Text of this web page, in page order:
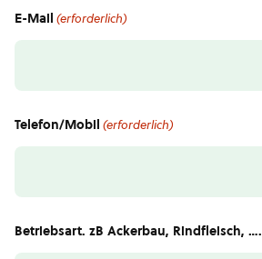
E-Mail (erforderlich)
Telefon/Mobil (erforderlich)
Betriebsart. zB Ackerbau, Rindfleisch, ….